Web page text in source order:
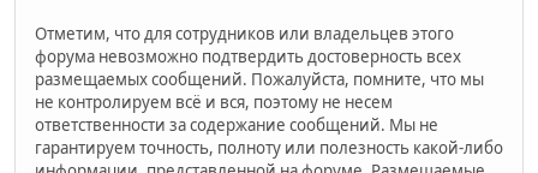
Отметим, что для сотрудников или владельцев этого
форума невозможно подтвердить достоверность всех
размещаемых сообщений. Пожалуйста, помните, что мы
не контролируем всё и вся, поэтому не несем
ответственности за содержание сообщений. Мы не
гарантируем точность, полноту или полезность какой-либо